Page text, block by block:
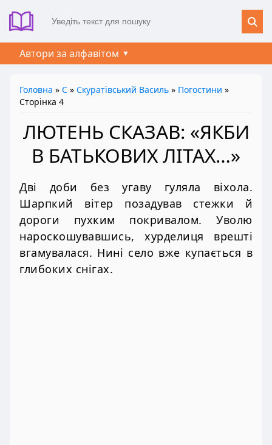
Автори за алфавітом
Головна » С » Скуратівський Василь » Погостини »
Сторінка 4
ЛЮТЕНЬ СКАЗАВ: «ЯКБИ
В БАТЬКОВИХ ЛІТАХ…»
Дві доби без угаву гуляла віхола.
Шарпкий вітер позадував стежки й
дороги пухким покривалом. Уволю
нароскошувавшись, хурделиця врешті
вгамувалася. Нині село вже купається в
глибоких снігах.